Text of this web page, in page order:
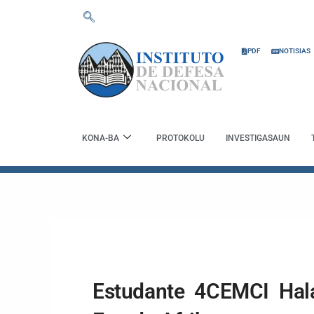
PDF NOTISIAS
KONA-BA PROTOKOLU INVESTIGASAUN
Estudante 4CEMCI